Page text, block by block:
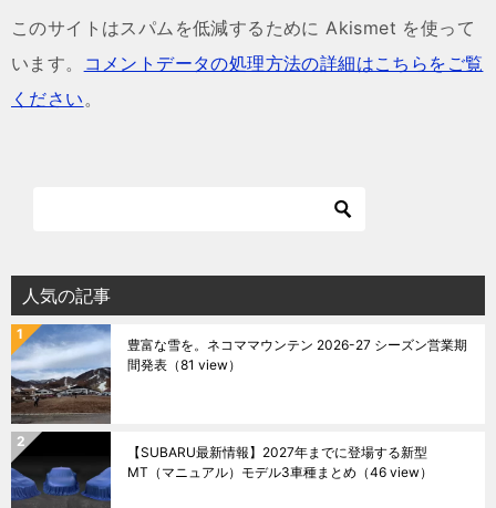
このサイトはスパムを低減するために Akismet を使って
います。
コメントデータの処理方法の詳細はこちらをご覧
ください。
人気の記事
豊富な雪を。ネコママウンテン 2026-27 シーズン営業期
間発表 （81 view）
【SUBARU最新情報】2027年までに登場する新型
MT（マニュアル）モデル3車種まとめ （46 view）